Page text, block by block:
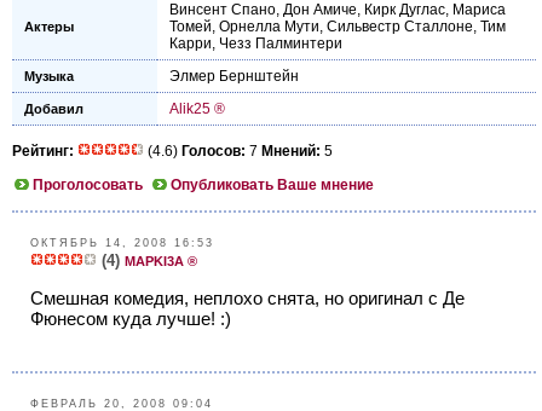
Актеры
Винсент Спано, Дон Амиче, Кирк Дуглас, Мариса
Томей, Орнелла Мути, Сильвестр Сталлоне, Тим
Карри, Чезз Палминтери
Музыка Элмер Бернштейн
Добавил Alik25 ®
Рейтинг: (4.6) Голосов: 7 Мнений: 5
Проголосовать
Опубликовать Ваше мнение
ОКТЯБРЬ 14, 2008 16:53
(4) MAPKI3A ®
Смешная комедия, неплоxо снята, но оригинал с Де
Фюнесом куда лучше! :)
ФЕВРАЛЬ 20, 2008 09:04